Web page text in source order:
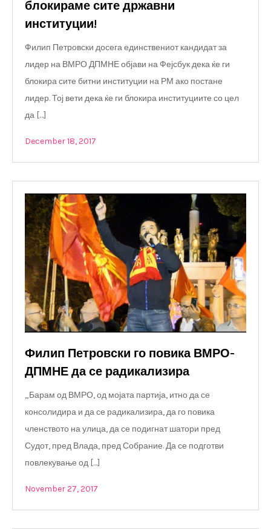
блокираме сите државни
институции!
Филип Петровски досега единствениот кандидат за
лидер на ВМРО ДПМНЕ објави на Фејсбук дека ќе ги
блокира сите битни институции на РМ ако постане
лидер. Тој вети дека ќе ги блокира институциите со цел
да […]
December 18, 2017
Филип Петровски го повика ВМРО-
ДПМНЕ да се радикализира
„Барам од ВМРО, од мојата партија, итно да се
консолидира и да се радикализира, да го повика
членството на улица, да се подигнат шатори пред
Судот, пред Влада, пред Собрание. Да се подготви
повлекување од […]
November 27, 2017